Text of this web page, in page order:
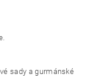
sady a gurmánské